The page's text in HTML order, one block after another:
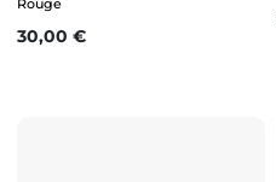
Rouge
Prix
30,00 €